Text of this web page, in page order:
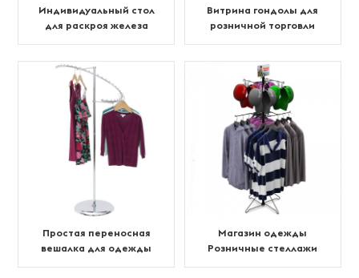
Индивидуальный стол
для раскроя железа
Витрина гондолы для
розничной торговли
Простая переносная
вешалка для одежды
Магазин одежды
Розничные стеллажи